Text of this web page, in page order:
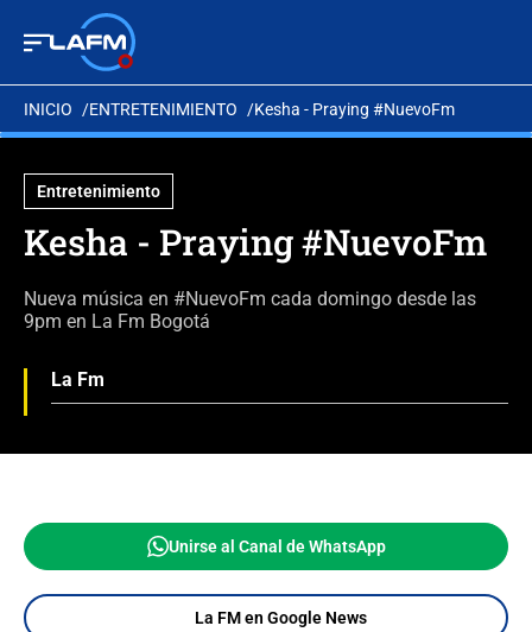
INICIO ENTRETENIMIENTO Kesha - Praying #NuevoFm
Entretenimiento
Kesha - Praying #NuevoFm
Nueva música en #NuevoFm cada domingo desde las
9pm en La Fm Bogotá
La Fm
Unirse al Canal de WhatsApp
La FM en Google News